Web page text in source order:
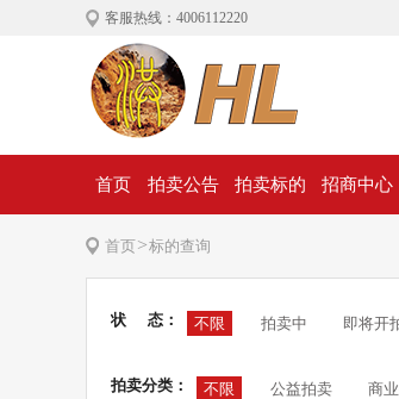
客服热线：4006112220
首页 拍卖公告 拍卖标的 招商中心
首页>标的查询
状 态： 不限 拍卖中 即将开
拍卖分类： 不限 公益拍卖 商